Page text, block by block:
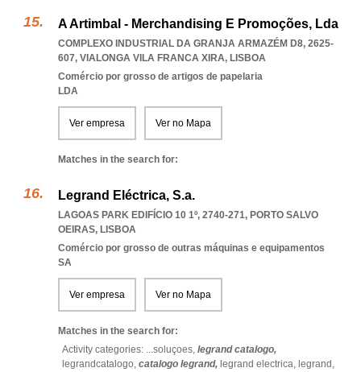
A Artimbal - Merchandising E Promoções, Lda
COMPLEXO INDUSTRIAL DA GRANJA ARMAZÉM D8, 2625-
607, VIALONGA VILA FRANCA XIRA, LISBOA
Comércio por grosso de artigos de papelaria
LDA
Ver empresa Ver no Mapa
Matches in the search for:
Legrand Eléctrica, S.a.
LAGOAS PARK EDIFÍCIO 10 1º, 2740-271, PORTO SALVO
OEIRAS, LISBOA
Comércio por grosso de outras máquinas e equipamentos
SA
Ver empresa Ver no Mapa
Matches in the search for:
Activity categories: ...soluçoes, legrand catalogo,
legrandcatalogo, catalogo legrand, legrand electrica, legrand,